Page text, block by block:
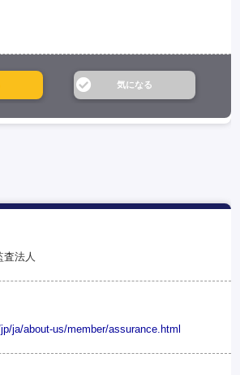
査法人
ja/about-us/member/assurance.html